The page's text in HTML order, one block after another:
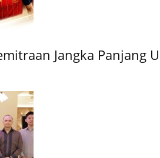
Jangka Panjang